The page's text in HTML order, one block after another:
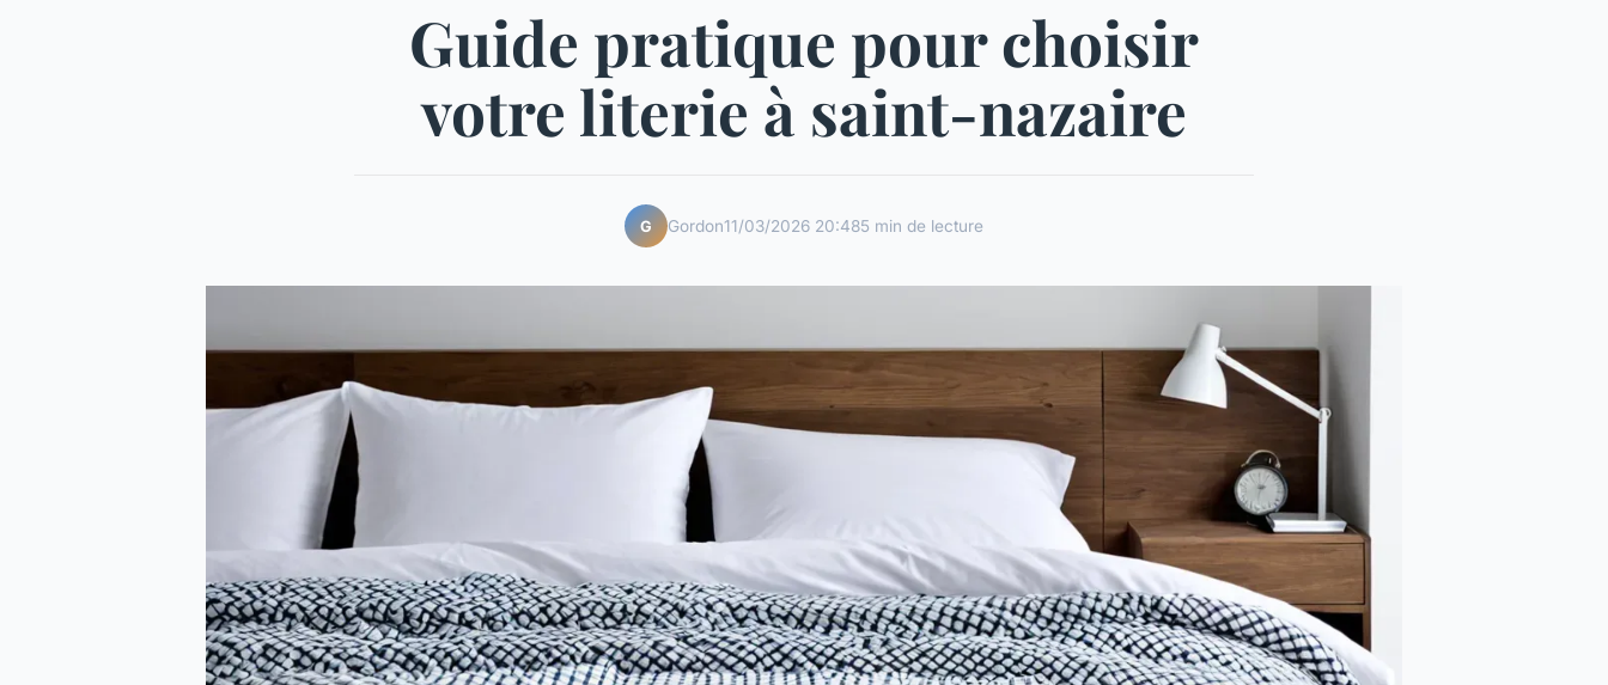
Guide pratique pour choisir
votre literie à saint-nazaire
G Gordon11/03/2026 20:485 min de lecture